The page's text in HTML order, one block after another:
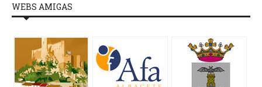
WEBS AMIGAS